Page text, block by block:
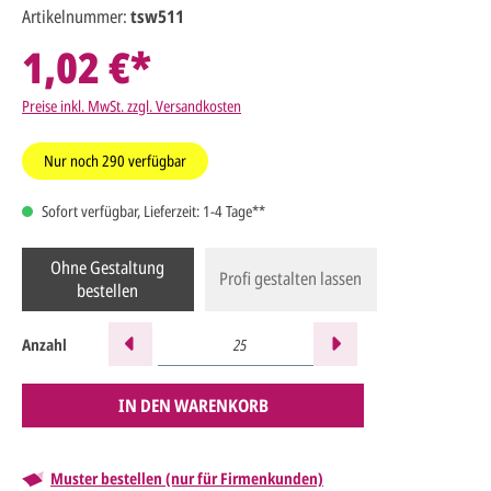
1,02 €*
Preise inkl. MwSt. zzgl. Versandkosten
Nur noch290 verfügbar
Sofort verfügbar, Lieferzeit: 1-4 Tage**
Ohne Gestaltung
bestellen
Profi gestalten lassen
Anzahl
IN DEN WARENKORB
Muster bestellen (nur für Firmenkunden)
Artikelnummer:tsw511